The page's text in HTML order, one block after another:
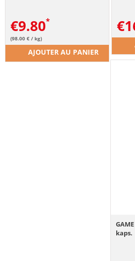
€9.80
(98.00 € / kg)
AJOUTER AU PANIER
€
kaps.